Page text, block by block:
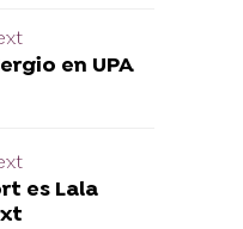
en UPA
es Lala